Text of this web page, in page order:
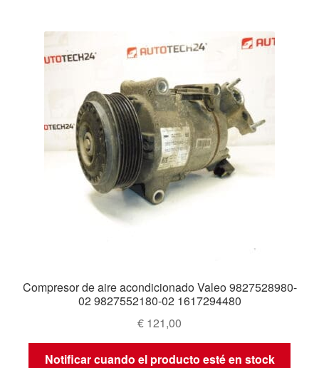
Compresor de aire acondicionado Valeo 9827528980-
02 9827552180-02 1617294480
€ 121,00
Notificar cuando el producto esté en stock